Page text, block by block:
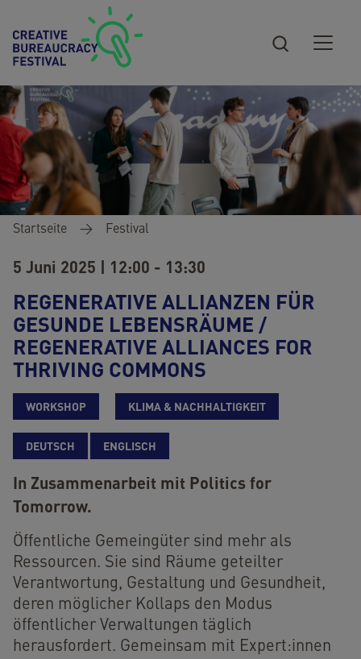
Direkt zum Inhalt
Pfadnavigation
Startseite Festival
5 Juni 2025 | 12:00 - 13:30
REGENERATIVE ALLIANZEN FÜR
GESUNDE LEBENSRÄUME /
REGENERATIVE ALLIANCES FOR
THRIVING COMMONS
WORKSHOP KLIMA & NACHHALTIGKEIT
DEUTSCH ENGLISCH
In Zusammenarbeit mit Politics for
Tomorrow.
Öffentliche Gemeingüter sind mehr als
Ressourcen. Sie sind Räume geteilter
Verantwortung, Gestaltung und Gesundheit,
deren möglicher Kollaps den Modus
öffentlicher Verwaltungen täglich
herausfordert. Gemeinsam mit Expert:innen